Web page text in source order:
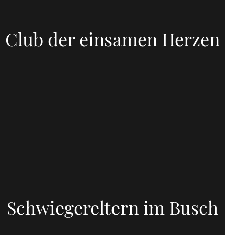
Club der einsamen Herzen
Schwiegereltern im Busch